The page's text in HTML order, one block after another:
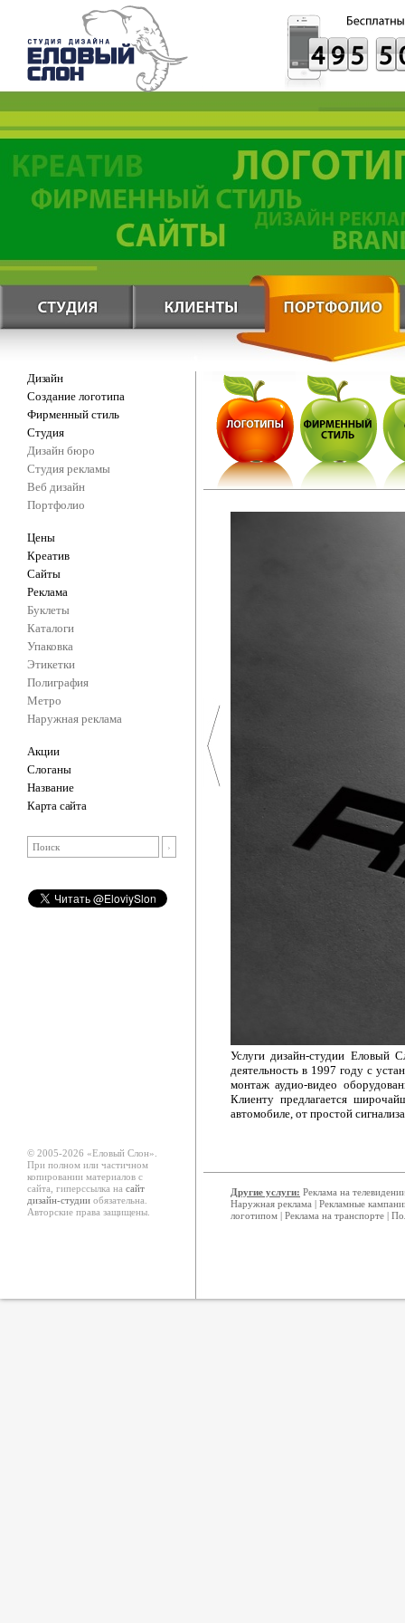
Дизайн
Создание логотипа
Фирменный стиль
Студия
Дизайн бюро
Студия рекламы
Веб дизайн
Портфолио
Цены
Креатив
Сайты
Реклама
Буклеты
Каталоги
Упаковка
Этикетки
Полиграфия
Метро
Наружная реклама
Акции
Слоганы
Название
Карта сайта
Услуги дизайн-студии Еловый
деятельность в 1997 году с
монтаж аудио-видео
Клиенту предлагается
автомобиле, от простой
© 2005-2026 «Еловый Cлон».
При полном или частичном
копировании материалов с
сайта, гиперссылка на сайт
дизайн-студии обязательна.
Авторские права защищены.
Другие услуги: Реклама на
Наружная реклама
Рекламные
логотипом
Реклама на транспорте